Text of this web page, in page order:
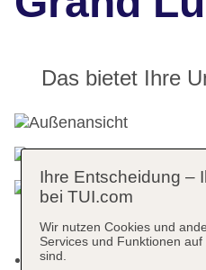
Das bietet Ihre
Kurtaxe/Ökotaxe/
Ihre Entscheidung –
bei TUI.com
Wir nutzen Cookies und
Services und Funktionen
sind.